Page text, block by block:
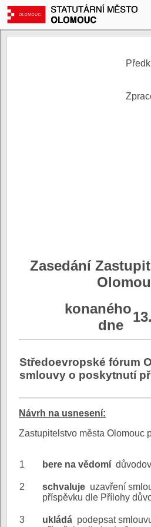
P
Zasedání
konaného
dne
Středoevropské fórum
smlouvy o poskytnutí
Návrh na usnesení:
Zastupitelstvo města Olomouc
1 bere na vědomí
2 schvaluje uzavření
příspěvku dle Přílohy
3 ukládá podepsat